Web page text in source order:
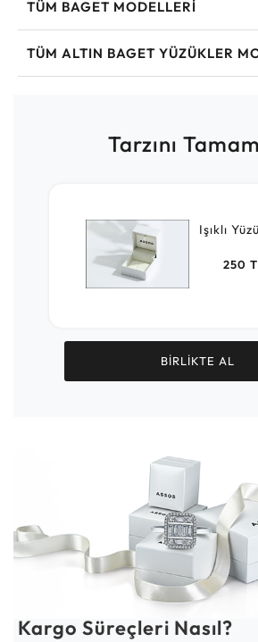
TÜM BAGET MODELLERI
TÜM ALTIN BAGET YÜZÜKLER
Tarzını
Işıklı
250
BİRLİKTE AL
Kargo Süreçleri Nasıl?